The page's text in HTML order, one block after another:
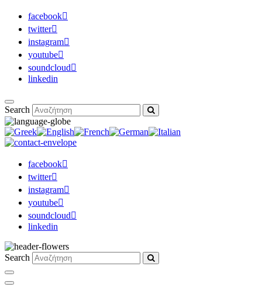
facebook
twitter
instagram
youtube
soundcloud
linkedin
Search
facebook
twitter
instagram
youtube
soundcloud
linkedin
Search